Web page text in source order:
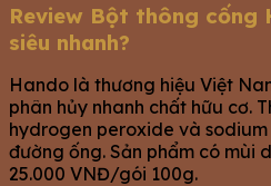
Review Bột thông cống
siêu nhanh?
Hando là thương hiệu Việt
phân hủy nhanh chất hữu cơ.
hydrogen peroxide và
đường ống. Sản phẩm có mùi
25.000 VNĐ/gói 100g.